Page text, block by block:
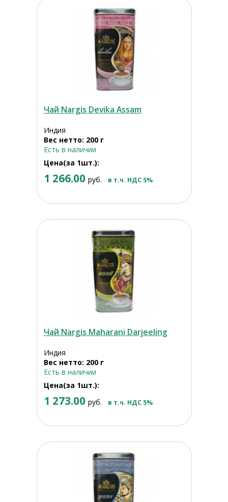
Чай Nargis Devika Assam
Индия
Вес нетто: 200 г
Есть в наличии
Цена(за 1шт.):
1 266.00 руб. в т.ч. НДС 5%
Чай Nargis Maharani Darjeeling
Индия
Вес нетто: 200 г
Есть в наличии
Цена(за 1шт.):
1 273.00 руб. в т.ч. НДС 5%